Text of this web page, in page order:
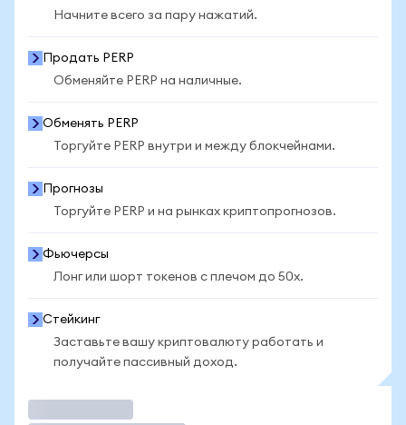
Начните всего за пару нажатий.
Продать PERP
Обменяйте PERP на наличные.
Обменять PERP
Торгуйте PERP внутри и между блокчейнами.
Прогнозы
Торгуйте PERP и на рынках криптопрогнозов.
Фьючерсы
Лонг или шорт токенов с плечом до 50x.
Стейкинг
Заставьте вашу криптовалюту работать и
получайте пассивный доход.